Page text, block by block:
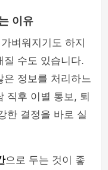
이유
벼워지기도 하지
질 수도 있습니다.
은 정보를 처리하느
직후 이별 통보, 퇴
한 결정을 바로 실
으로 두는 것이 좋